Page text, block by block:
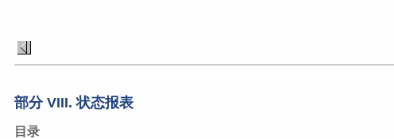
部分 VIII. 状态报表
目录